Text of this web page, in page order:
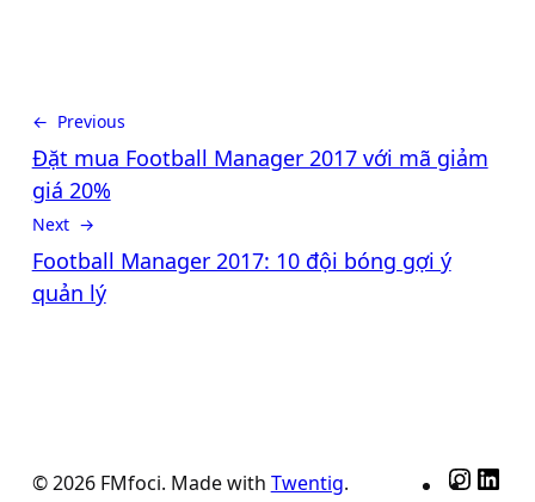
← Previous
Đặt mua Football Manager 2017 với mã giảm
giá 20%
Next →
Football Manager 2017: 10 đội bóng gợi ý
quản lý
© 2026 FMfoci. Made with Twentig.